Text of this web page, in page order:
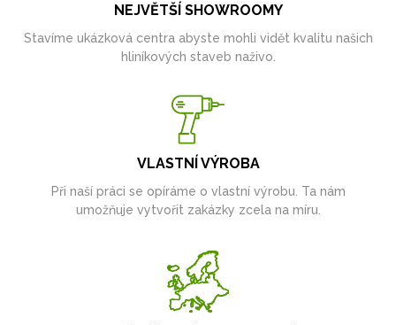
NEJVĚTŠÍ SHOWROOMY
Stavíme ukázková centra abyste mohli vidět kvalitu našich
hliníkových staveb naživo.
VLASTNÍ VÝROBA
Při naší práci se opíráme o vlastní výrobu. Ta nám
umožňuje vytvořit zakázky zcela na míru.